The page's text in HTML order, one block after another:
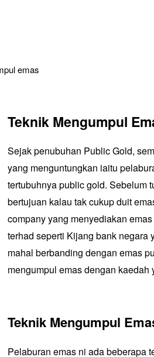
Teknik Mengumpul
Sejak penubuhan Public Gold,
yang menguntungkan iaitu
tertubuhnya public gold. Sebelum
bertujuan kalau tak cukup duit
company yang menyediakan
terhad seperti Kijang bank negara
mahal berbanding dengan emas
mengumpul emas dengan
Teknik Mengumpul
Pelaburan emas ni ada beberapa